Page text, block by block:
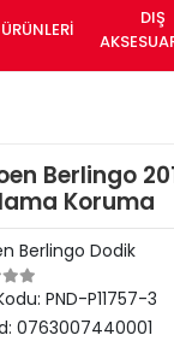
DIŞ
Berlingo
Koruma
Berlingo Dodik
PND-P11757-3
0763007440001